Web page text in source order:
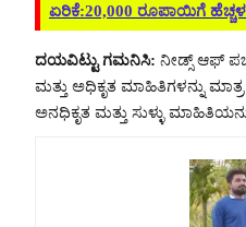
ಏರಿಕೆ:20,000 ರೂಪಾಯಿಗೆ
ದಯವಿಟ್ಟು ಗಮನಿಸಿ: ನೀಡ್ಸ್ ಆಫ್
ಮತ್ತು ಅಧಿಕೃತ ಮಾಹಿತಿಗಳನ್ನು
ಅನಧಿಕೃತ ಮತ್ತು ಸುಳ್ಳು